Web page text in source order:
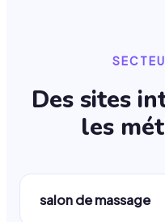
Des sites
les
salon de massage